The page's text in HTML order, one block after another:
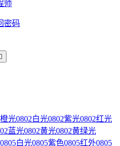
师
密码

光0802白光0802紫光0802红光
蓝光0802黄光0802黄绿光
0805白光0805紫色0805红外0805